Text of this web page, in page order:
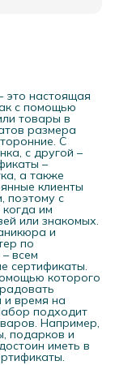
это настоящая
с помощью
товары в
размера
С
с другой –
–
а также
клиенты
поэтому с
им
или знакомых.
и
по
всем
сертификаты.
которого
и время на
подходит
Например,
подарков и
иметь в